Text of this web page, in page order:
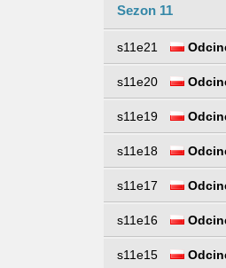
Sezon 11
s11e21
s11e20
s11e19
s11e18
s11e17
s11e16
s11e15